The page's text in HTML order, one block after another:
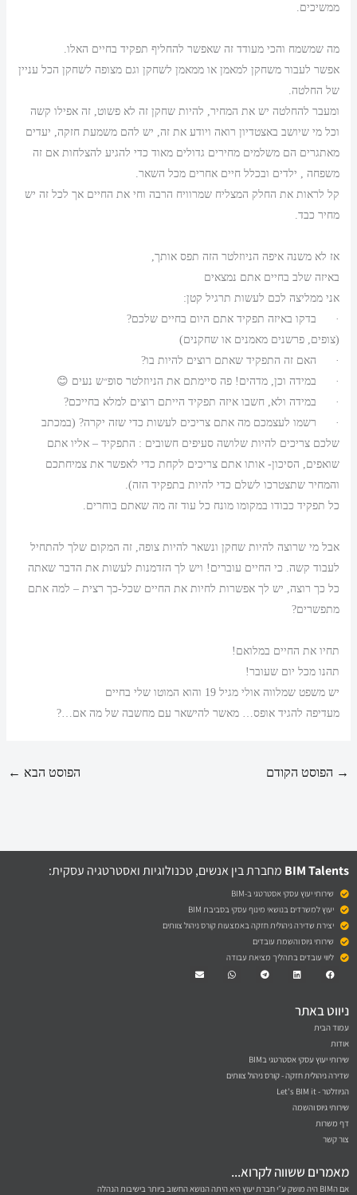
ממשיכים.
מה שמשמח והכי מעודד זה שאפשר להחליף תפקיד בחיים האלו.
אפשר לעבור משחקן למאמן או ממאמן לשחקן וגם מצופה לשחקן הכל עניין
של החלטה.
ומעבר להחלטה יש את המחיר, להיות שחקן זה לא פשוט, זה אפילו קשה
וכל מי שיושב באצטדיון רואה ויודע את זה, יש להם משמעת חזקה, יעדים
מאתגרים הם משלמים מחירים גדולים מאוד כדי להגיע להצלחות אם זה
משפחה , ילדים ובכלל חיים אחרים מכל השאר.
קל לראות את החלק המצליח שמרוויח הרבה וחי את החיים אך לכל זה יש
מחיר כבד.
אז לא משנה איפה הניוזלטר הזה תפס אותך,
באיזה שלב בחיים אתם נמצאים
אני ממליצה לכם לעשות תרגיל קטן:
· בדקו באיזה תפקיד אתם היום בחיים שלכם?
(צופים, פרשנים מאמנים או שחקנים)
· האם זה התפקיד שאתם רוצים להיות בו?
· במידה וכן, מדהים! פה סיימתם את הניוזלטר סופ״ש נעים 😊
· במידה ולא, חשבו איזה תפקיד הייתם רוצים למלא בחייכם?
· רשמו לעצמכם מה אתם צריכים לעשות כדי שזה יקרה? (במכתב
שלכם צריכים להיות שלושה סעיפים חשובים : התפקיד – אליו אתם
שואפים, הסיכון- אותו אתם צריכים לקחת כדי לאפשר את צמיחתכם
והמחיר שתצטרכו לשלם כדי להיות בתפקיד הזה).
כל תפקיד כבודו במקומו מונח כל עוד זה מה שאתם בוחרים.
אבל מי שרוצה להיות שחקן ונשאר להיות צופה, זה המקום שלך להתחיל
לעבוד קשה. כי החיים עוברים! ויש לך הזדמנות לעשות את הדבר שאתה
כל כך רוצה, יש לך אפשרות לחיות את החיים שכל-כך רצית – למה אתם
מתפשרים?
תחיו את החיים במלואם!
תהנו מכל יום שעובר!
יש משפט שמלווה אולי מגיל 19 והוא המוטו שלי בחיים
מעדיפה להגיד אופס… מאשר להישאר עם מחשבה של מה אם…?
→ הפוסט הקודם הפוסט הבא ←
BIM Talents מחברת בין אנשים, טכנולוגיות ואסטרטגיה עסקית:
שירותי יעוץ עסקי אסטרטגי ב-BIM
יעוץ למשרדים בנושאי מינוף עסקי בסביבת BIM
יצירת שדירה ניהולית חזקה באמצעות קורס ניהול צוותים
שירותי גיוס והשמת עובדים
ליווי עובדים בתהליך מציאת עבודה
ניווט באתר
עמוד הבית
אודות
שירותי יעוץ עסקי אסטרטגי בBIM
שדירה ניהולית חזקה - קורס ניהול צוותים
הניוזלטר - Let's BIM it
שירותי גיוס והשמה
דף משרות
צור קשר
מאמרים ששווה לקרוא...
אם הBIM היה מושק ע״י חברת יעוץ היא היתה הנושא החשוב ביותר בישיבות הנהלה